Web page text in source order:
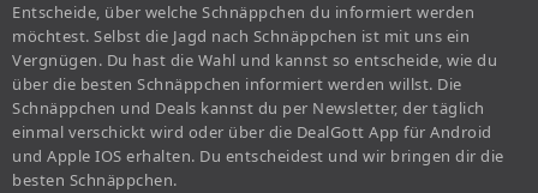
Entscheide, über welche Schnäppchen du informiert werden
möchtest. Selbst die Jagd nach Schnäppchen ist mit uns ein
Vergnügen. Du hast die Wahl und kannst so entscheide, wie du
über die besten Schnäppchen informiert werden willst. Die
Schnäppchen und Deals kannst du per Newsletter, der täglich
einmal verschickt wird oder über die DealGott App für Android
und Apple IOS erhalten. Du entscheidest und wir bringen dir die
besten Schnäppchen.